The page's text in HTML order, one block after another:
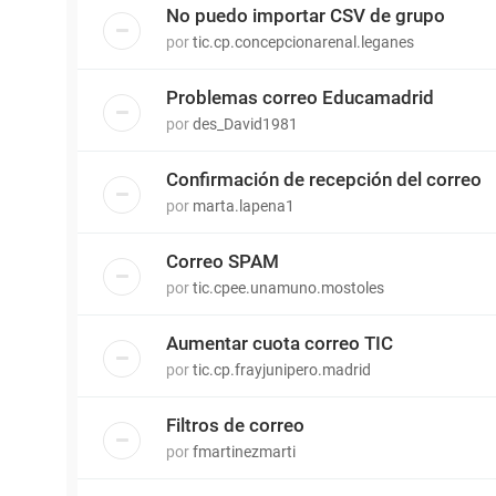
No puedo importar CSV de grupo
portic.cp.concepcionarenal.leganes
Problemas correo Educamadrid
pordes_David1981
Confirmación de recepción del correo
por marta.lapena1
Correo SPAM
portic.cpee.unamuno.mostoles
Aumentar cuota correo TIC
portic.cp.frayjunipero.madrid
Filtros de correo
porfmartinezmarti